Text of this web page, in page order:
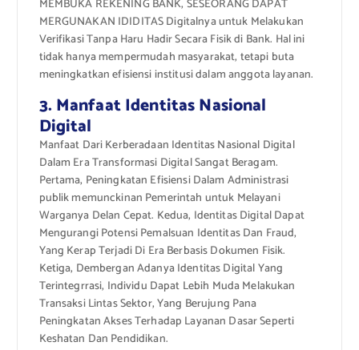
MEMBUKA REKENING BANK, SESEORANG DAPAT
MERGUNAKAN IDIDITAS Digitalnya untuk Melakukan
Verifikasi Tanpa Haru Hadir Secara Fisik di Bank. Hal ini
tidak hanya mempermudah masyarakat, tetapi buta
meningkatkan efisiensi institusi dalam anggota layanan.
3. Manfaat Identitas Nasional
Digital
Manfaat Dari Kerberadaan Identitas Nasional Digital
Dalam Era Transformasi Digital Sangat Beragam.
Pertama, Peningkatan Efisiensi Dalam Administrasi
publik memunckinan Pemerintah untuk Melayani
Warganya Delan Cepat. Kedua, Identitas Digital Dapat
Mengurangi Potensi Pemalsuan Identitas Dan Fraud,
Yang Kerap Terjadi Di Era Berbasis Dokumen Fisik.
Ketiga, Dembergan Adanya Identitas Digital Yang
Terintegrrasi, Individu Dapat Lebih Muda Melakukan
Transaksi Lintas Sektor, Yang Berujung Pana
Peningkatan Akses Terhadap Layanan Dasar Seperti
Keshatan Dan Pendidikan.